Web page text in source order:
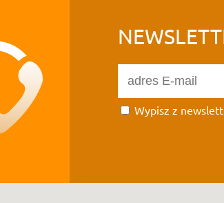
Wypisz z